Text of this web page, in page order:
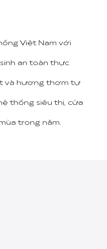
Việt Nam với
an toàn thực
và hương thơm tự
thống siêu thị, cửa
trong năm.